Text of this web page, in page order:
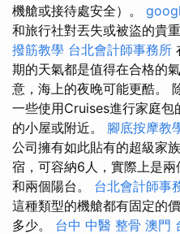
機艙或接待處安全）。
和旅行社對丟失或被盜的貴
撥筋教學 台北會計師事務所
期的天氣都是值得在合格的
意，海上的夜晚可能更酷。
一些使用Cruises進行家庭
的小屋或附近。 腳底按摩教
公司擁有如此貼有的超級家
宿，可容納6人，實際上是
和兩個陽台。 台北會計師事
這種類型的機艙都有固定的
多少。 台中 中醫 整骨 澳門